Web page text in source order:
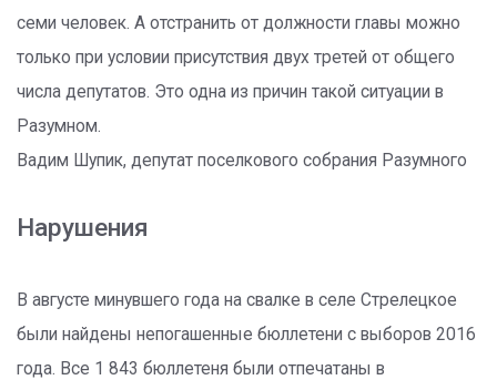
семи человек. А отстранить от должности главы можно
только при условии присутствия двух третей от общего
числа депутатов. Это одна из причин такой ситуации в
Разумном.
Вадим Шупик, депутат поселкового собрания Разумного
Нарушения
В августе минувшего года на свалке в селе Стрелецкое
были найдены непогашенные бюллетени с выборов 2016
года. Все 1 843 бюллетеня были отпечатаны в